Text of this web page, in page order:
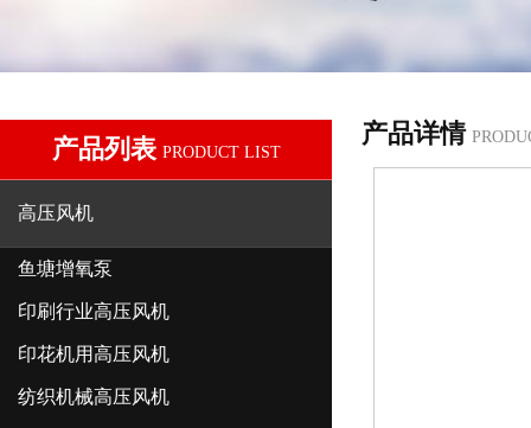
产品列表 PRODUCT LIST
高压风机
鱼塘增氧泵
印刷行业高压风机
印花机用高压风机
纺织机械高压风机
产品详情